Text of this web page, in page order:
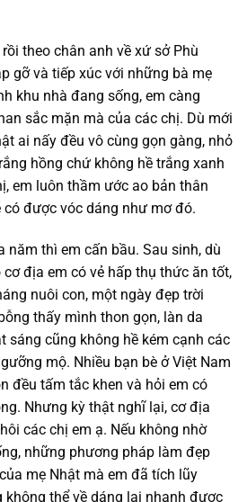
theo chân anh về xứ sở Phù
gỡ và tiếp xúc với những bà mẹ
khu nhà đang sống, em càng
sắc mặn mà của các chị. Dù mới
ai nấy đều vô cùng gọn gàng, nhỏ
hồng chứ không hề trắng xanh
em luôn thầm ước ao bản thân
được vóc dáng như mơ đó.
năm thì em cấn bầu. Sau sinh, dù
địa em có vẻ hấp thụ thức ăn tốt,
nuôi con, một ngày đẹp trời
thấy mình thon gọn, làn da
sáng cũng không hề kém cạnh các
mộ. Nhiều bạn bè ở Việt Nam
đều tấm tắc khen và hỏi em có
Nhưng kỳ thật nghĩ lại, cơ địa
các chị em ạ. Nếu không nhờ
những phương pháp làm đẹp
mẹ Nhật mà em đã tích lũy
không thể về dáng lại nhanh được